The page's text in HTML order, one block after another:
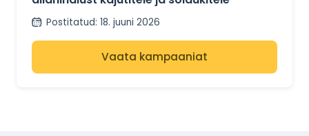
Postitatud: 18. juuni 2026
Vaata kampaaniat